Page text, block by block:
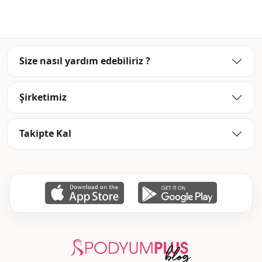
Size nasıl yardım edebiliriz ?
Şirketimiz
Takipte Kal